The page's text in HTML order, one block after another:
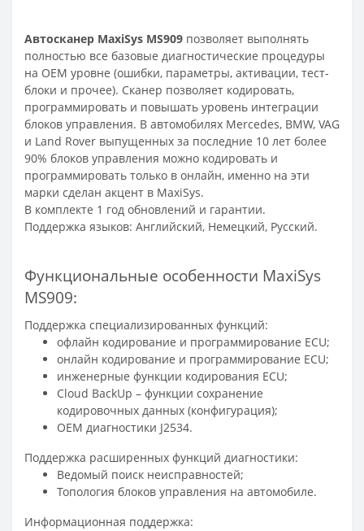
Автосканер MaxiSys MS909 позволяет выполнять
полностью все базовые диагностические процедуры
на OEM уровне (ошибки, параметры, активации, тест-
блоки и прочее). Сканер позволяет кодировать,
программировать и повышать уровень интеграции
блоков управления. В автомобилях Mercedes, BMW, VAG
и Land Rover выпущенных за последние 10 лет более
90% блоков управления можно кодировать и
программировать только в онлайн, именно на эти
марки сделан акцент в MaxiSys.
В комплекте 1 год обновлений и гарантии.
Поддержка языков: Английский, Немецкий, Русский.
Функциональные особенности MaxiSys
MS909:
Поддержка специализированных функций:
офлайн кодирование и программирование ECU;
онлайн кодирование и программирование ECU;
инженерные функции кодирования ECU;
Cloud BackUp – функции сохранение
кодировочных данных (конфигурация);
OEM диагностики J2534.
Поддержка расширенных функций диагностики:
Ведомый поиск неисправностей;
Топология блоков управления на автомобиле.
Информационная поддержка: